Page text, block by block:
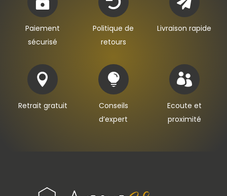
Paiement
sécurisé
Politique de
retours
Livraison rapide

Retrait gratuit

Conseils
d’expert

Ecoute et
proximité